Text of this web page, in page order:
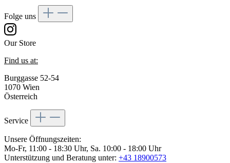
Folge uns
Our Store
Find us at:
Burggasse 52-54
1070 Wien
Österreich
Service
Unsere Öffnungszeiten:
Mo-Fr, 11:00 - 18:30 Uhr, Sa. 10:00 - 18:00 Uhr
Unterstützung und Beratung unter: +43 18900573